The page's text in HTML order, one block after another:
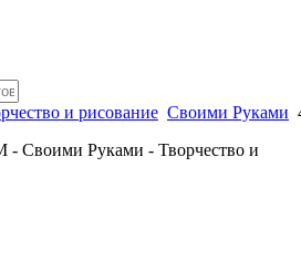
и рисование Своими Руками
Своими Руками - Творчество и